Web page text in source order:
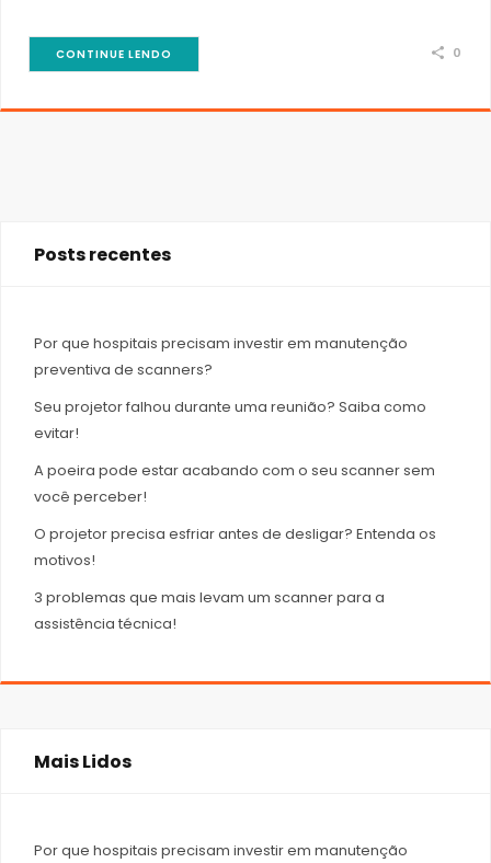
CONTINUE LENDO 0
Posts recentes
Por que hospitais precisam investir em manutenção
preventiva de scanners?
Seu projetor falhou durante uma reunião? Saiba como
evitar!
A poeira pode estar acabando com o seu scanner sem
você perceber!
O projetor precisa esfriar antes de desligar? Entenda os
motivos!
3 problemas que mais levam um scanner para a
assistência técnica!
Mais Lidos
Por que hospitais precisam investir em manutenção